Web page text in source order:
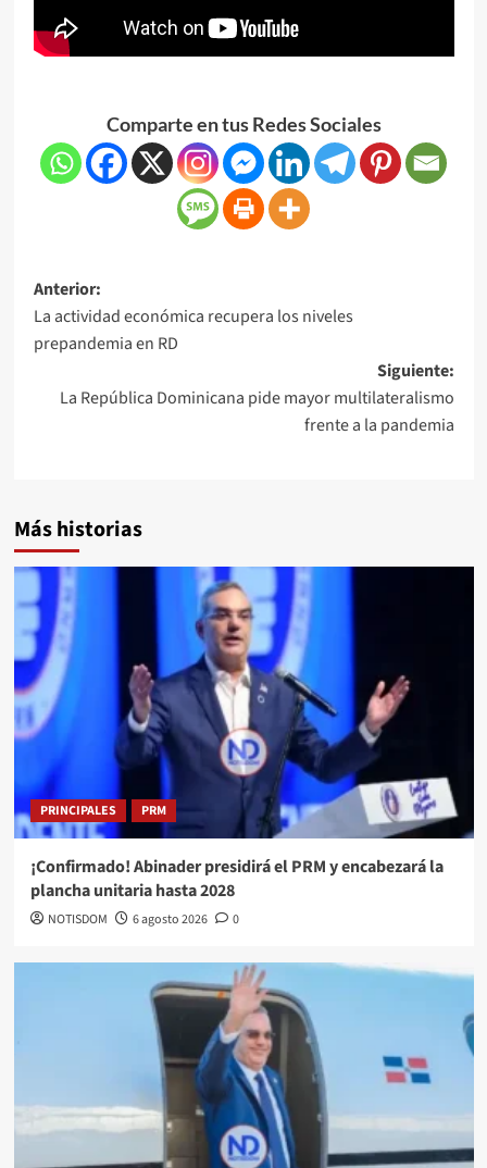
Comparte en tus Redes Sociales
Anterior:
La actividad económica recupera los niveles
prepandemia en RD
Siguiente:
La República Dominicana pide mayor multilateralismo
frente a la pandemia
Más historias
PRINCIPALES PRM
¡Confirmado! Abinader presidirá el PRM y encabezará la
plancha unitaria hasta 2028
NOTISDOM 6 agosto 2026 0